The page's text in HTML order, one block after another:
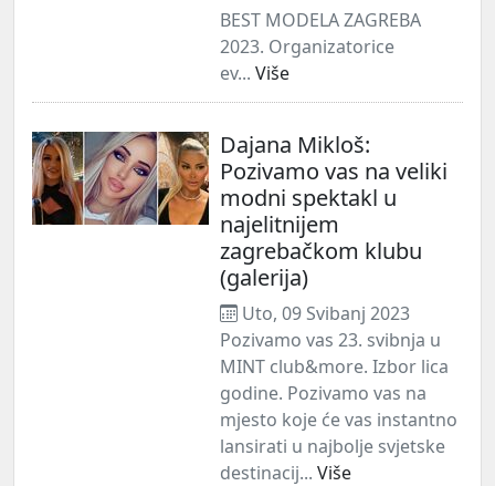
BEST MODELA ZAGREBA
2023. Organizatorice
ev... Više
Dajana Mikloš:
Pozivamo vas na veliki
modni spektakl u
najelitnijem
zagrebačkom klubu
(galerija)
Uto, 09 Svibanj 2023
Pozivamo vas 23. svibnja u
MINT club&more. Izbor lica
godine. Pozivamo vas na
mjesto koje će vas instantno
lansirati u najbolje svjetske
destinacij... Više